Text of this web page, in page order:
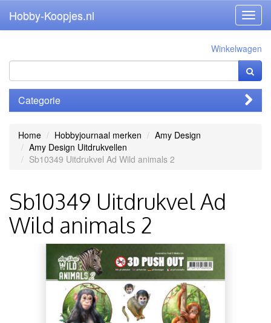
Hobby-Koopjes.nl
Winkelwagen
Categorie
Home Hobbyjournaal merken
Amy Design
Amy Design Uitdrukvellen
Sb10349 Uitdrukvel Ad Wild animals 2
Sb10349 Uitdrukvel Ad
Wild animals 2